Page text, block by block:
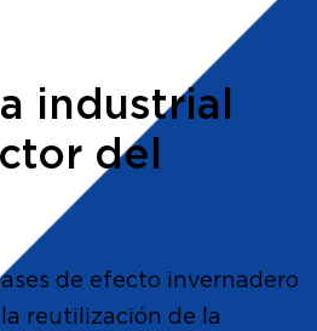
industrial
del
de efecto invernadero
reutilización de la